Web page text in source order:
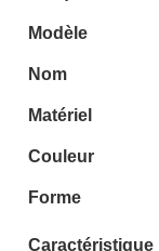
Modèle
Nom
Matériel
Couleur
Forme
Caractéristique